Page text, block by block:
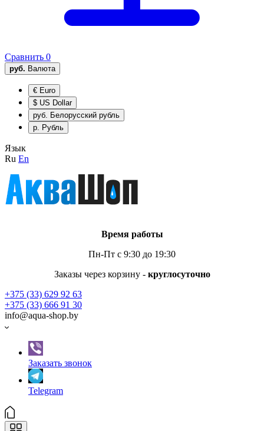
Сравнить 0
руб. Валюта
€ Euro
$ US Dollar
руб. Белорусский рубль
р. Рубль
Язык
Ru En
Время работы
Пн-Пт с 9:30 до 19:30
Заказы через корзину - круглосуточно
+375 (33) 629 92 63
+375 (33) 666 91 30
info@aqua-shop.by
Заказать звонок
Telegram